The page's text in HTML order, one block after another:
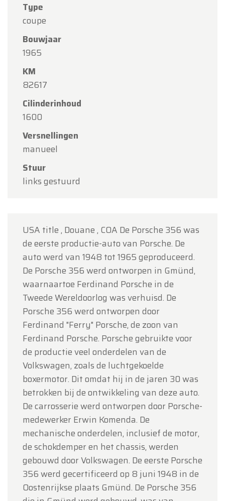
Type
coupe
Bouwjaar
1965
KM
82617
Cilinderinhoud
1600
Versnellingen
manueel
Stuur
links gestuurd
USA title , Douane , COA De Porsche 356 was
de eerste productie-auto van Porsche. De
auto werd van 1948 tot 1965 geproduceerd.
De Porsche 356 werd ontworpen in Gmünd,
waarnaartoe Ferdinand Porsche in de
Tweede Wereldoorlog was verhuisd. De
Porsche 356 werd ontworpen door
Ferdinand "Ferry" Porsche, de zoon van
Ferdinand Porsche. Porsche gebruikte voor
de productie veel onderdelen van de
Volkswagen, zoals de luchtgekoelde
boxermotor. Dit omdat hij in de jaren 30 was
betrokken bij de ontwikkeling van deze auto.
De carrosserie werd ontworpen door Porsche-
medewerker Erwin Komenda. De
mechanische onderdelen, inclusief de motor,
de schokdemper en het chassis, werden
gebouwd door Volkswagen. De eerste Porsche
356 werd gecertificeerd op 8 juni 1948 in de
Oostenrijkse plaats Gmünd. De Porsche 356
Oldtimerfarm
Beste klanten,
Oldtimerfarm zal
augustus
Onze showroom is
maandag 10 augustus tot en met vrijdag 14
augustusvolgens de normale openingsuren.
Maandag 17 augustus
afspraak
Bedankt voor uw begrip en graag tot binnenkort!